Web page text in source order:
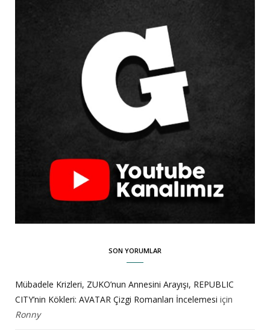
SON YORUMLAR
Mübadele Krizleri, ZUKO’nun Annesini Arayışı, REPUBLIC
CITY’nin Kökleri: AVATAR Çizgi Romanları İncelemesi için
Ronny